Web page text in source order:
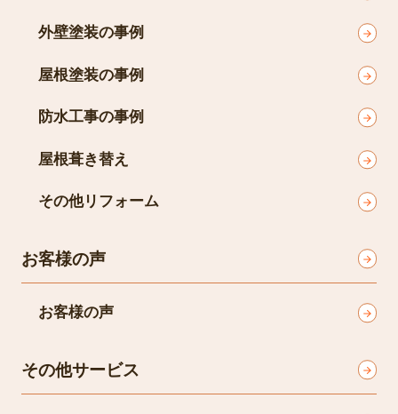
外壁塗装の事例
屋根塗装の事例
防水工事の事例
屋根葺き替え
その他リフォーム
お客様の声
お客様の声
その他サービス